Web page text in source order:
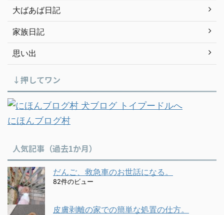
大ばあば日記
家族日記
思い出
↓押してワン
にほんブログ村
人気記事（過去1か月）
だんご、救急車のお世話になる。
82件のビュー
皮膚剥離の家での簡単な処置の仕方。